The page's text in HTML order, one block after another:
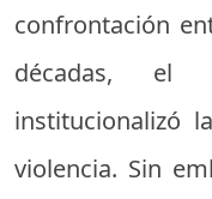
confrontación
décadas, el
institucionalizó
violencia. Sin